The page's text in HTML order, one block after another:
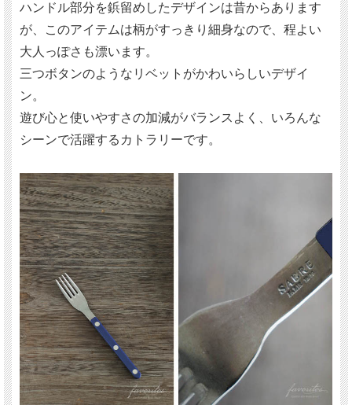
ハンドル部分を鋲留めしたデザインは昔からあります
が、このアイテムは柄がすっきり細身なので、程よい
大人っぽさも漂います。
三つボタンのようなリベットがかわいらしいデザイ
ン。
遊び心と使いやすさの加減がバランスよく、いろんな
シーンで活躍するカトラリーです。